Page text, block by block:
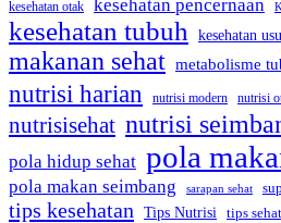
kesehatan otak kesehatan pencernaan
kesehatan tubuh kesehatan
makanan sehat metabolisme
nutrisi harian nutrisi modern nutrisi
nutrisisehat nutrisi
pola hidup sehat pola
pola makan seimbang sarapan sehat
tips kesehatan Tips Nutrisi tips sehat